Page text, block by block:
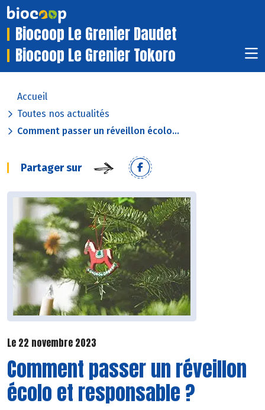
Biocoop Le Grenier Daudet
Biocoop Le Grenier Tokoro
Accueil
Toutes nos actualités
Comment passer un réveillon écolo...
Partager sur
Le 22 novembre 2023
Comment passer un réveillon
écolo et responsable ?